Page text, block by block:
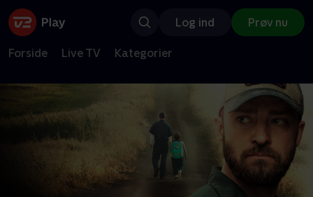
Log ind Prøv nu
Forside Live TV Kategorier